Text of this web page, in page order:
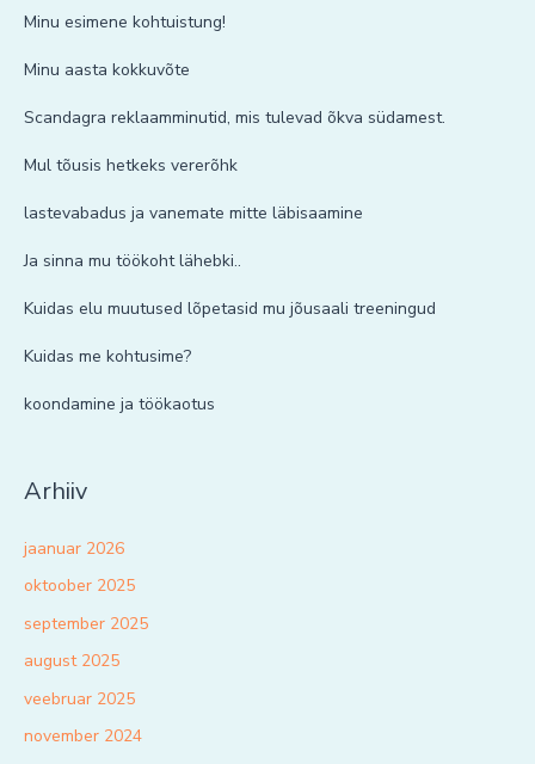
Minu esimene kohtuistung!
Minu aasta kokkuvõte
Scandagra reklaamminutid, mis tulevad õkva südamest.
Mul tõusis hetkeks vererõhk
lastevabadus ja vanemate mitte läbisaamine
Ja sinna mu töökoht lähebki..
Kuidas elu muutused lõpetasid mu jõusaali treeningud
Kuidas me kohtusime?
koondamine ja töökaotus
Arhiiv
jaanuar 2026
oktoober 2025
september 2025
august 2025
veebruar 2025
november 2024